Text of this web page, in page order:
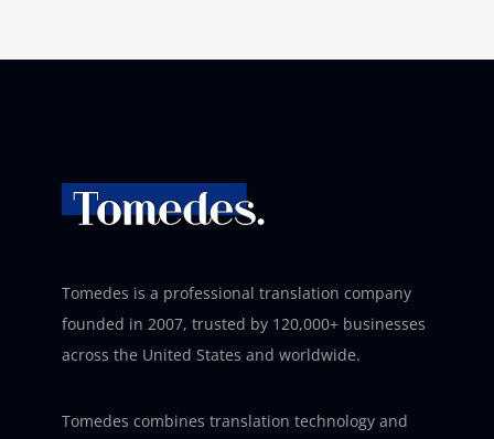
Tomedes is a professional translation company
founded in 2007, trusted by 120,000+ businesses
across the United States and worldwide.
Tomedes combines translation technology and